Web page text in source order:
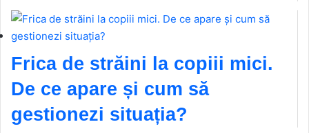
Frica de străini la copiii mici.
De ce apare și cum să
gestionezi situația?